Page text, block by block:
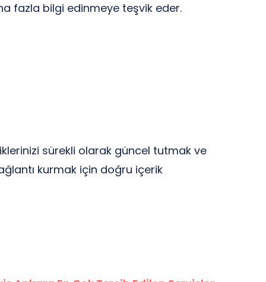
fazla bilgi edinmeye teşvik eder.
sürekli olarak güncel tutmak ve
kurmak için doğru içerik